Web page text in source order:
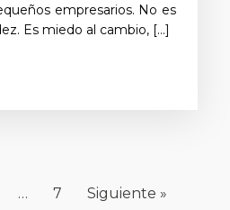
empresarios. No es
Es miedo al cambio, […]
… 7 Siguiente »